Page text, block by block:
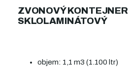
ZVONOVÝ
SKLOLAMINÁTOVÝ
objem: 1,1 m3 (1.100 ltr)